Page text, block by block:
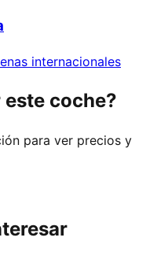
internacionales
coche?
para ver precios y